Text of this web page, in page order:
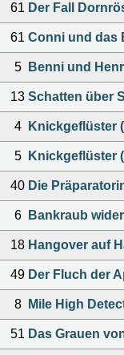
61 Der Fall
61 Conni und das
5 Benni und
13 Schatten über
4 Knickgeflüster
5 Knickgeflüster
40 Die
6 Bankraub
18 Hangover auf
49 Der Fluch der
8 Mile High
51 Das Grauen